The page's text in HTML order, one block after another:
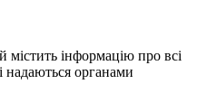
інформацію про всі
надаються органами